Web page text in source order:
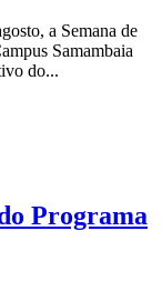
a Semana de
Samambaia
do...
Programa